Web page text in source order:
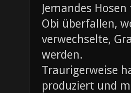
Jemandes
Obi überfallen,
verwechselte,
werden.
Traurigerweise
produziert und